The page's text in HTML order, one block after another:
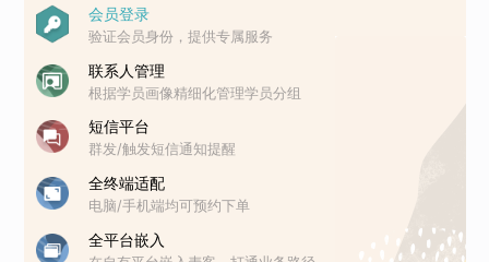
会员登录
验证会员身份，提供专属服务
联系人管理
根据学员画像精细化管理学员分组
短信平台
群发/触发短信通知提醒
全终端适配
电脑/手机端均可预约下单
全平台嵌入